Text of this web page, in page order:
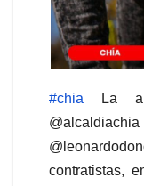
#chia La
contratistas,